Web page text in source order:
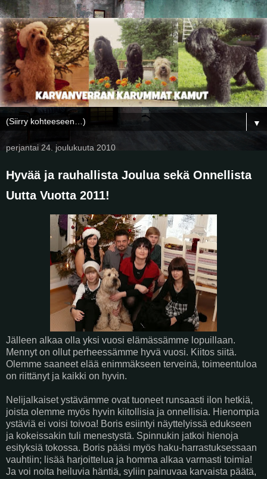
▼
perjantai 24. joulukuuta 2010
Hyvää ja rauhallista Joulua sekä Onnellista
Uutta Vuotta 2011!
Jälleen alkaa olla yksi vuosi elämässämme lopuillaan.
Mennyt on ollut perheessämme hyvä vuosi. Kiitos siitä.
Olemme saaneet elää enimmäkseen terveinä, toimeentuloa
on riittänyt ja kaikki on hyvin.
Nelijalkaiset ystävämme ovat tuoneet runsaasti ilon hetkiä,
joista olemme myös hyvin kiitollisia ja onnellisia. Hienompia
ystäviä ei voisi toivoa! Boris esiintyi näyttelyissä edukseen
ja kokeissakin tuli menestystä. Spinnukin jatkoi hienoja
esityksiä tokossa. Boris pääsi myös haku-harrastuksessaan
vauhtiin; lisää harjoittelua ja homma alkaa varmasti toimia!
Ja voi noita heiluvia häntiä, syliin painuvaa karvaista päätä,